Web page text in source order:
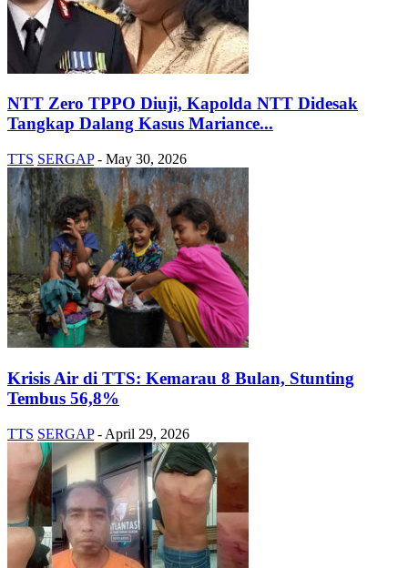
NTT Zero TPPO Diuji, Kapolda NTT Didesak
Tangkap Dalang Kasus Mariance...
TTS SERGAP - May 30, 2026
Krisis Air di TTS: Kemarau 8 Bulan, Stunting
Tembus 56,8%
TTS SERGAP - April 29, 2026